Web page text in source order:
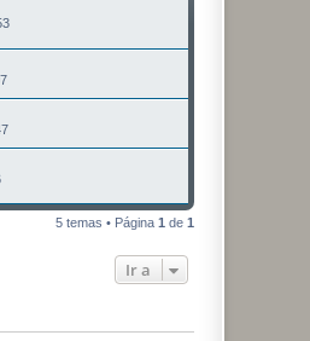
5 temas • Página 1 de 1
Ir a